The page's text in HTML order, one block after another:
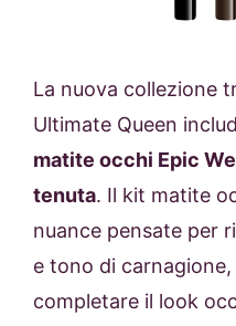
La nuova collezione
Ultimate Queen
matite occhi Epic
tenuta. Il kit matite
nuance pensate per
e tono di
completare il look